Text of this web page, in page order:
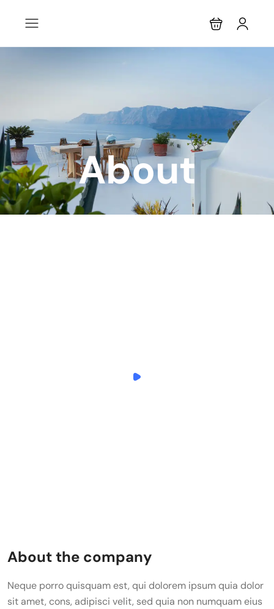
About
About the company
Neque porro quisquam est, qui dolorem ipsum quia dolor
sit amet, cons, adipisci velit, sed quia non numquam eius